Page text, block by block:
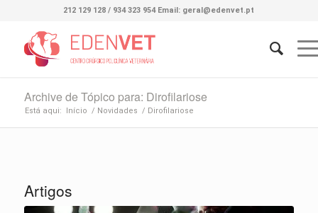
212 129 128 / 934 323 954 Email: geral@edenvet.pt
Archive de Tópico para: Dirofilariose
Está aqui: Início / Novidades / Dirofilariose
Artigos